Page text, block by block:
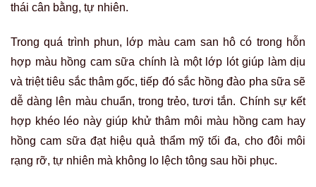
thái cân bằng, tự nhiên.
Trong quá trình phun, lớp màu cam san hô có trong hỗn
hợp màu hồng cam sữa chính là một lớp lót giúp làm dịu
và triệt tiêu sắc thâm gốc, tiếp đó sắc hồng đào pha sữa sẽ
dễ dàng lên màu chuẩn, trong trẻo, tươi tắn. Chính sự kết
hợp khéo léo này giúp khử thâm môi màu hồng cam hay
hồng cam sữa đạt hiệu quả thẩm mỹ tối đa, cho đôi môi
rạng rỡ, tự nhiên mà không lo lệch tông sau hồi phục.